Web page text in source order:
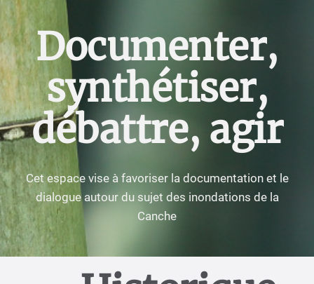
Documenter,
synthétiser,
débattre, agir
Cet espace vise à favoriser la documentation et le
dialogue autour du sujet des inondations de la
Canche